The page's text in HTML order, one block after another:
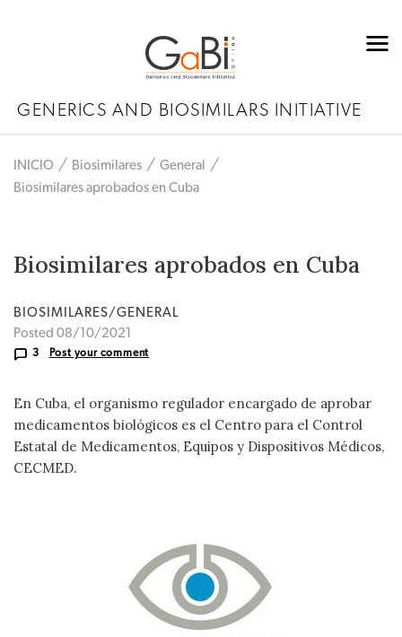
GENERICS AND BIOSIMILARS INITIATIVE
INICIO Biosimilares
General
Biosimilares aprobados en Cuba
Biosimilares aprobados en Cuba
BIOSIMILARES/GENERAL
Posted 08/10/2021
3 Post your comment
En Cuba, el organismo regulador encargado de aprobar
medicamentos biológicos es el Centro para el Control
Estatal de Medicamentos, Equipos y Dispositivos Médicos,
CECMED.